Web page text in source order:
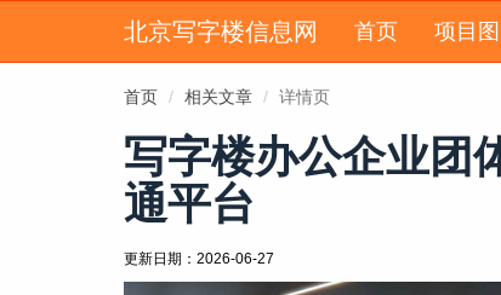
北京写字楼信息网 首页 项目
首页 相关文章 详情页
写字楼办公企业团
通平台
更新日期： 2026-06-27